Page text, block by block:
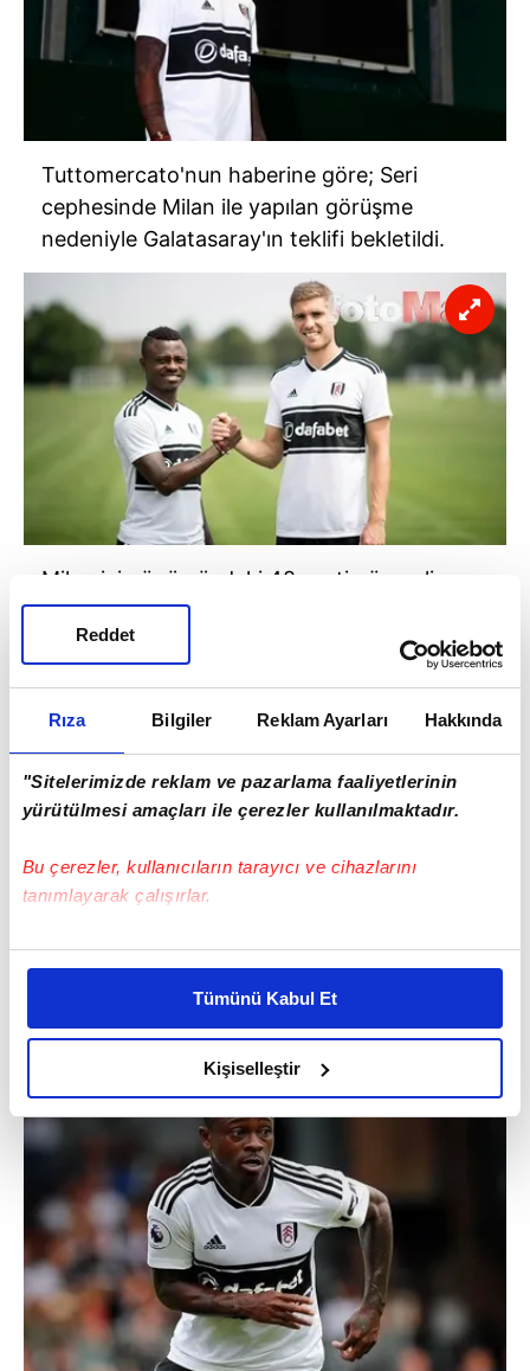
Rıza Bilgiler Reklam Ayarları Hakkında
"Sitelerimizde reklam ve pazarlama faaliyetlerinin
yürütülmesi amaçları ile çerezler kullanılmaktadır.
Bu çerezler, kullanıcıların tarayıcı ve cihazlarını
tanımlayarak çalışırlar.
Bu çerezlere izin vermeniz halinde sizlere özel
daha iyi reklam deneyimi yaşatabiliriz. Bunu yaparken
amacımızın size daha iyi bir reklam deneyimi sunmak
olduğunu ve sizlere en iyi içerikleri sunabilmek adına
elimizden gelen çabayı gösterdiğimizi ve bu noktada,
reklamların maliyetlerimizi karşılamak noktasında tek gelir
kalemimiz olduğunu sizlere hatırlatmak isteriz.
Her halükârda, kullanıcılar, bu çerezlere izin vermedikleri
takdirde, kullanıcılara hedefli reklamlar
gösterilmeyecektir."
Sizlere daha iyi bir hizmet sunabilmek için İnternet
Sitemizde kendimize ve üçüncü kişilere ait çerezler
Tümünü Kabul Et
Kişiselleştir
Reddet
Tuttomercato'nun haberine göre; Seri
cephesinde Milan ile yapılan görüşme
nedeniyle Galatasaray'ın teklifi bekletildi.
Milan için önümüzdeki 48 saatin önemli
olduğu vurgulandı. Eğer bu süre zarfında
transfer gerçekleşmezse Seri, Galatasaray'a